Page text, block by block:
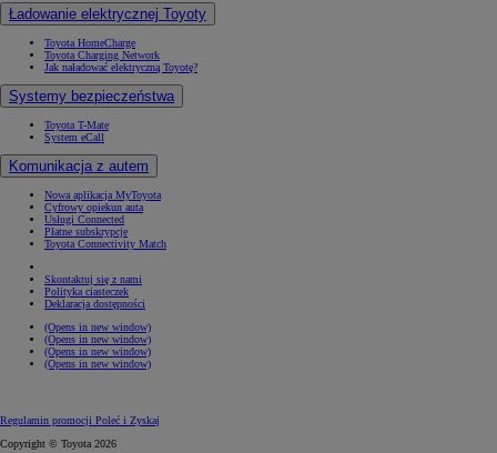
Ładowanie elektrycznej Toyoty
Toyota HomeCharge
Toyota Charging Network
Jak naładować elektryczną Toyotę?
Systemy bezpieczeństwa
Toyota T-Mate
System eCall
Komunikacja z autem
Nowa aplikacja MyToyota
Cyfrowy opiekun auta
Usługi Connected
Płatne subskrypcje
Toyota Connectivity Match
Skontaktuj się z nami
Polityka ciasteczek
Deklaracja dostępności
(Opens in new window)
(Opens in new window)
(Opens in new window)
(Opens in new window)
Regulamin promocji Poleć i Zyskaj
Copyright © Toyota 2026